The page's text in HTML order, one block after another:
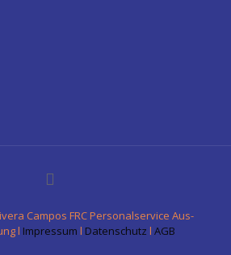
Campos FRC Personalservice Aus-
l Impressum l Datenschutz l AGB